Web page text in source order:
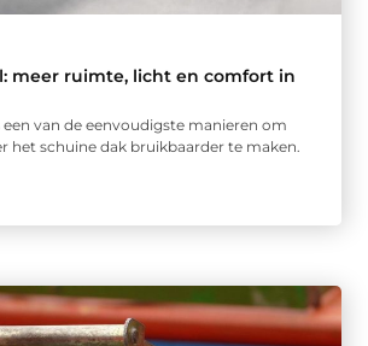
meer ruimte, licht en comfort in
een van de eenvoudigste manieren om
het schuine dak bruikbaarder te maken.